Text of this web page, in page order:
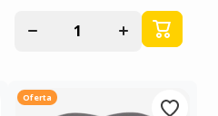
cantidad
Aumentar
cantidad
para
Oferta